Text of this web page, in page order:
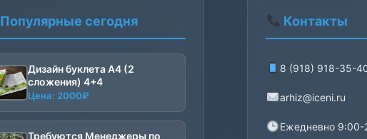
Популярные сегодня
Дизайн буклета А4 (2
сложения) 4+4
Цена: 2000₽
Требуются Менеджеры по
Контакты
8 (918) 918-35-
arhiz@iceni.ru
Ежедневно 9:00-